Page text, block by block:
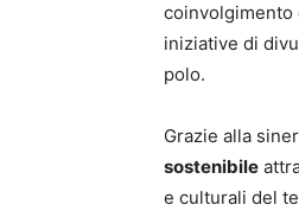
coinvolgimento
iniziative di
polo.
Grazie alla
sostenibile
e culturali del